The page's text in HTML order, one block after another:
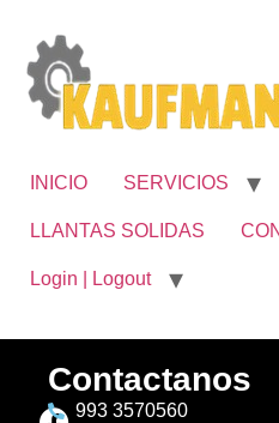
INICIO SERVICIOS
LLANTAS SOLIDAS
Login | Logout
Contactanos
993 3570560